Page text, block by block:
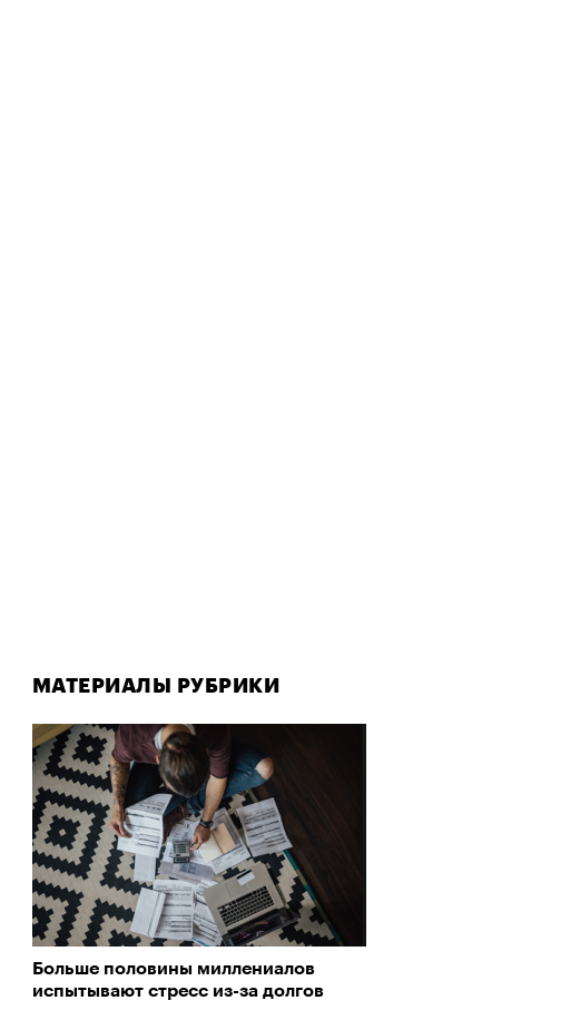
МАТЕРИАЛЫ РУБРИКИ
Больше половины миллениалов
испытывают стресс из-за долгов